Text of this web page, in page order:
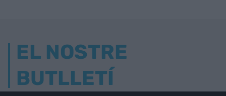
EL NOSTRE
BUTLLETÍ